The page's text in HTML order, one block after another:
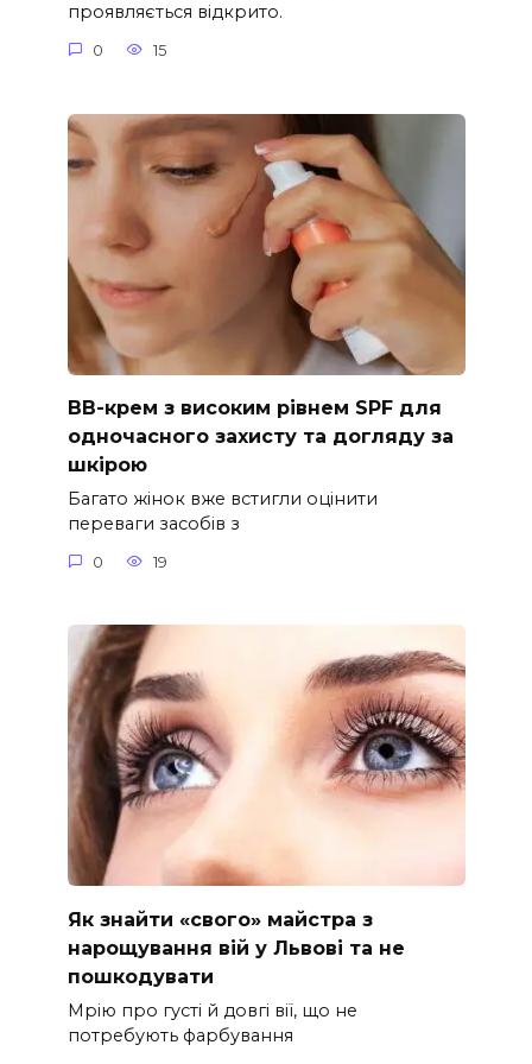
проявляється відкрито.
0 15
ВВ-крем з високим рівнем SPF для
одночасного захисту та догляду за
шкірою
Багато жінок вже встигли оцінити
переваги засобів з
0 19
Як знайти «свого» майстра з
нарощування вій у Львові та не
пошкодувати
Мрію про густі й довгі вії, що не
потребують фарбування